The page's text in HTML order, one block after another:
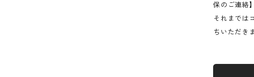
保のご連絡
それまでは
ちいただき